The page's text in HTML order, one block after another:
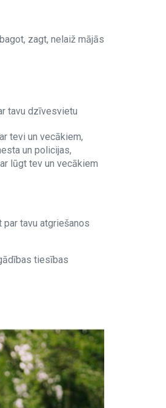
zagt, nelaiž mājās
tavu dzīvesvietu
tevi un vecākiem,
un policijas,
lūgt tev un vecākiem
tavu atgriešanos
tiesības